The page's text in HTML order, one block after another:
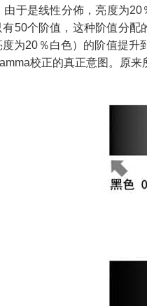
由于是线性分佈，亮度为20
有50个阶值，这种阶值分配
度为20 ％白色）的阶值提升
校正的真正意图。原来